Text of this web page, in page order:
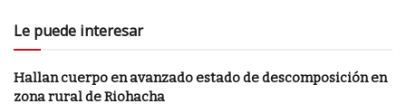
Le puede interesar
Hallan cuerpo en avanzado estado de descomposición en
zona rural de Riohacha